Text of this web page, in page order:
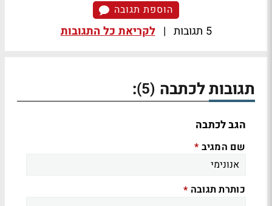
הוספת תגובה
5 תגובות | לקריאת כל התגובות
תגובות לכתבה (5)
:
הגב לכתבה
שם המגיב *
כותרת תגובה *